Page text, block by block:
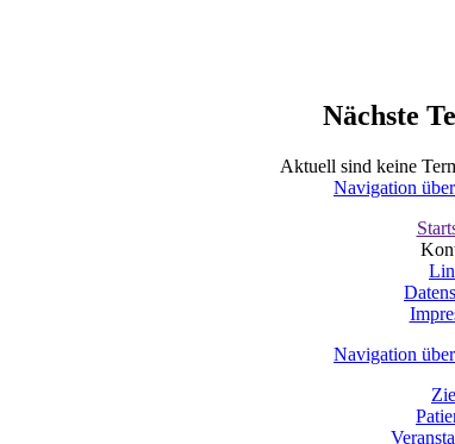
Nächste
Aktuell sind keine
Navigation
Navigation